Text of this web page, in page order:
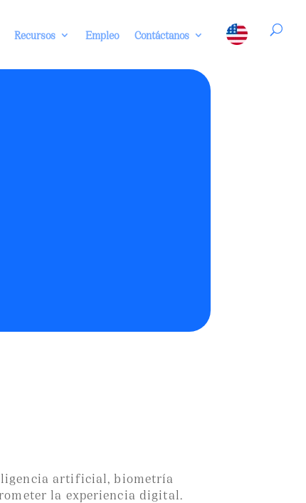
Recursos Empleo Contáctanos
artificial, biometría
la experiencia digital.